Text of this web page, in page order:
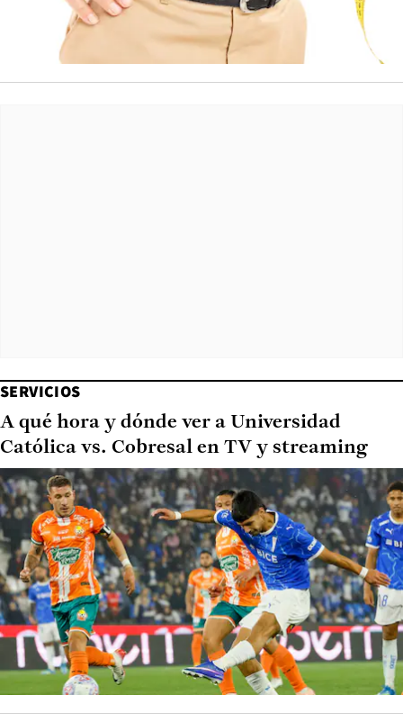
SERVICIOS
A qué hora y dónde ver a Universidad
Católica vs. Cobresal en TV y streaming